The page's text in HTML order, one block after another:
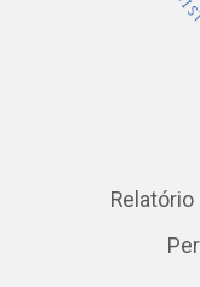
Relatório